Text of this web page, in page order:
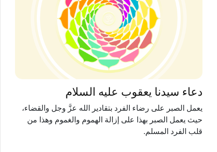
دعاء سيدنا يعقوب عليه السلام
يعمل الصبر على رضاء الفرد بتقادير الله عزَّ وجل والقضاء،
حيث يعمل الصبر بهذا على إزالة الهموم والغموم وهذا من
قلب الفرد المسلم.